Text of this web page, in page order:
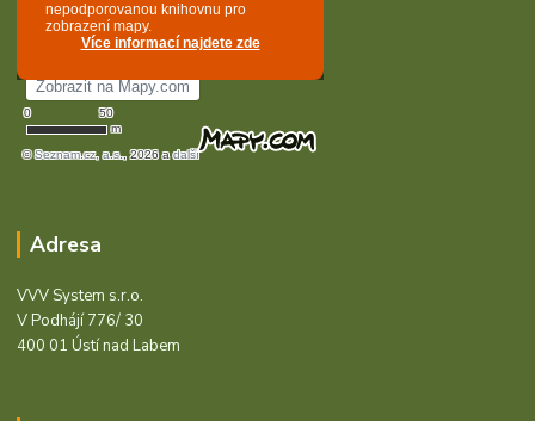
Adresa
VVV System s.r.o.
V Podhájí 776/ 30
400 01 Ústí nad Labem